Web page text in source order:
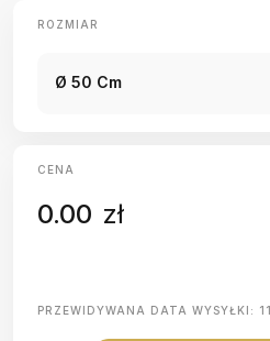
ROZMIAR
Ø 50 Cm
CENA
0.00 zł
PRZEWIDYWANA DATA WYSYŁKI: